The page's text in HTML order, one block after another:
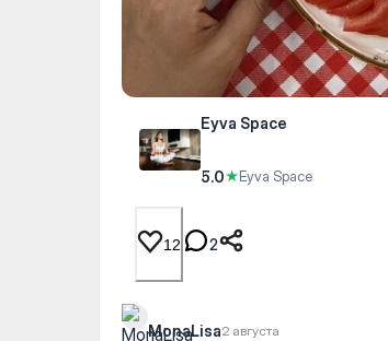
Eyva Space
5.0★Eyva Space
12 2
MonaLisa2 августа